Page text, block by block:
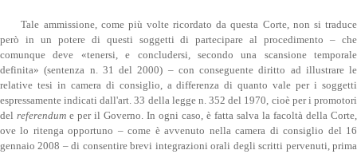
Tale ammissione, come più volte ricordato da questa Corte, non si traduce
però in un potere di questi soggetti di partecipare al procedimento – che
comunque deve «tenersi, e concludersi, secondo una scansione temporale
definita» (sentenza n. 31 del 2000) – con conseguente diritto ad illustrare le
relative tesi in camera di consiglio, a differenza di quanto vale per i soggetti
espressamente indicati dall'art. 33 della legge n. 352 del 1970, cioè per i promotori
del referendum e per il Governo. In ogni caso, è fatta salva la facoltà della Corte,
ove lo ritenga opportuno – come è avvenuto nella camera di consiglio del 16
gennaio 2008 – di consentire brevi integrazioni orali degli scritti pervenuti, prima